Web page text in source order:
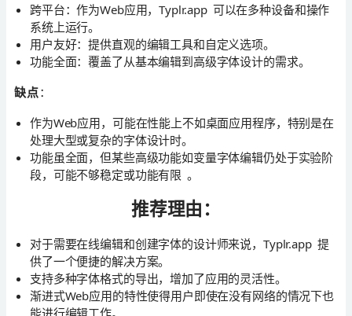
跨平台：作为Web应用，Typlr.app 可以在多种设备和操作
系统上运行。
用户友好：提供直观的编辑工具和自定义选项。
功能全面：覆盖了从基本编辑到高级字体设计的需求。
缺点：
作为Web应用，可能在性能上不如桌面应用程序，特别是在
处理大型或复杂的字体设计时。
功能虽全面，但某些高级功能如变量字体编辑仍处于实验阶
段，可能不够稳定或功能有限 。
推荐理由：
对于需要在线编辑和创建字体的设计师来说，Typlr.app 提
供了一个便捷的解决方案。
支持多种字体格式的导出，增加了应用的灵活性。
渐进式Web应用的特性使得用户即使在没有网络的情况下也
能进行编辑工作。